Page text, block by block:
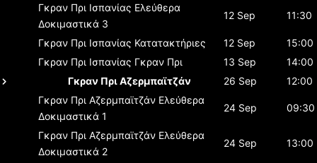
Γκραν Πρι Ισπανίας Ελεύθερα
Δοκιμαστικά 3
12 Sep 11:30
Γκραν Πρι Ισπανίας Κατατακτήριες 12 Sep
15:00
Γκραν Πρι Ισπανίας Γκραν Πρι 13 Sep
14:00
Γκραν Πρι Αζερμπαϊτζάν
26 Sep
12:00
Γκραν Πρι Αζερμπαϊτζάν Ελεύθερα
Δοκιμαστικά 1
24 Sep 09:30
Γκραν Πρι Αζερμπαϊτζάν Ελεύθερα
Δοκιμαστικά 2
24 Sep 13:00